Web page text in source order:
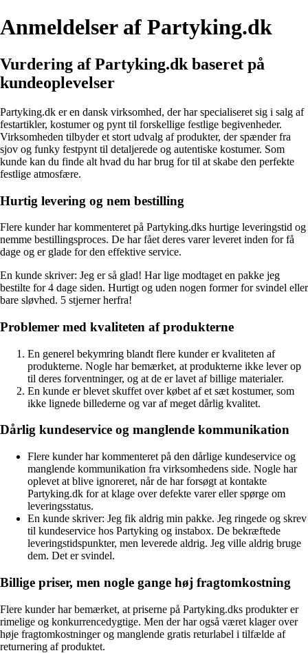
Anmeldelser af Partyking.dk
Vurdering af Partyking.dk baseret på
kundeoplevelser
Partyking.dk er en dansk virksomhed, der har specialiseret sig i salg af
festartikler, kostumer og pynt til forskellige festlige begivenheder.
Virksomheden tilbyder et stort udvalg af produkter, der spænder fra
sjov og funky festpynt til detaljerede og autentiske kostumer. Som
kunde kan du finde alt hvad du har brug for til at skabe den perfekte
festlige atmosfære.
Hurtig levering og nem bestilling
Flere kunder har kommenteret på Partyking.dks hurtige leveringstid og
nemme bestillingsproces. De har fået deres varer leveret inden for få
dage og er glade for den effektive service.
En kunde skriver: Jeg er så glad! Har lige modtaget en pakke jeg
bestilte for 4 dage siden. Hurtigt og uden nogen former for svindel eller
bare sløvhed. 5 stjerner herfra!
Problemer med kvaliteten af produkterne
En generel bekymring blandt flere kunder er kvaliteten af
produkterne. Nogle har bemærket, at produkterne ikke lever op
til deres forventninger, og at de er lavet af billige materialer.
En kunde er blevet skuffet over købet af et sæt kostumer, som
ikke lignede billederne og var af meget dårlig kvalitet.
Dårlig kundeservice og manglende kommunikation
Flere kunder har kommenteret på den dårlige kundeservice og
manglende kommunikation fra virksomhedens side. Nogle har
oplevet at blive ignoreret, når de har forsøgt at kontakte
Partyking.dk for at klage over defekte varer eller spørge om
leveringsstatus.
En kunde skriver: Jeg fik aldrig min pakke. Jeg ringede og skrev
til kundeservice hos Partyking og instabox. De bekræftede
leveringstidspunkter, men leverede aldrig. Jeg ville aldrig bruge
dem. Det er svindel.
Billige priser, men nogle gange høj fragtomkostning
Flere kunder har bemærket, at priserne på Partyking.dks produkter er
rimelige og konkurrencedygtige. Men der har også været klager over
høje fragtomkostninger og manglende gratis returlabel i tilfælde af
returnering af produktet.